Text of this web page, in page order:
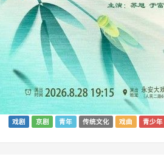
戏剧 京剧 青年 传统文化 戏曲 青少年